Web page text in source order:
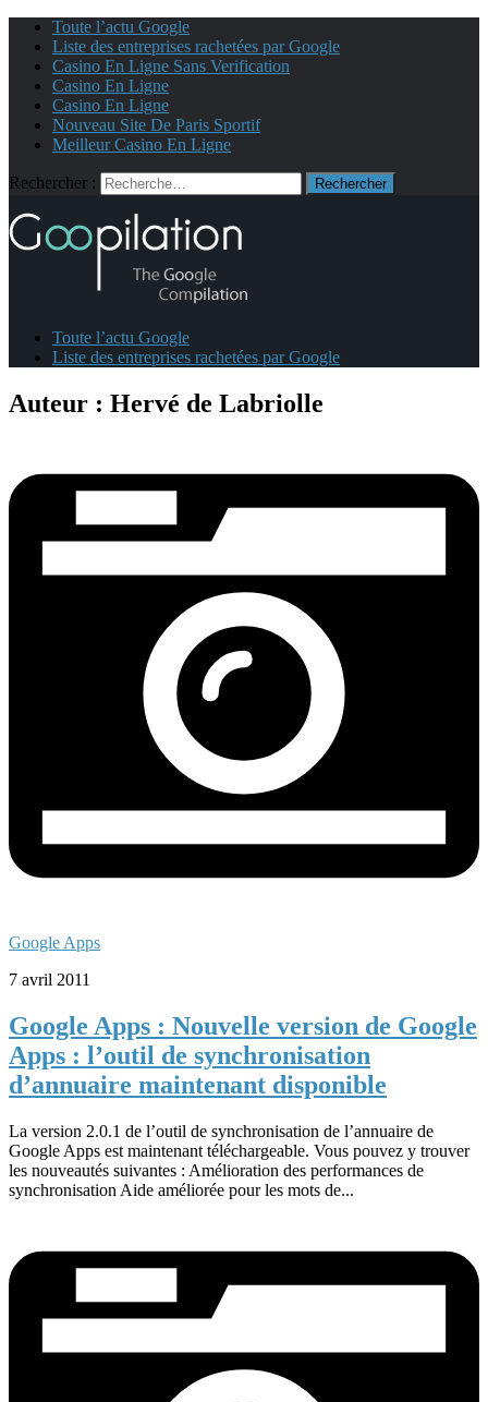
Toute l’actu Google
Liste des entreprises rachetées par Google
Casino En Ligne Sans Verification
Casino En Ligne
Casino En Ligne
Nouveau Site De Paris Sportif
Meilleur Casino En Ligne
Rechercher :
Toute l’actu Google
Liste des entreprises rachetées par Google
Auteur : Hervé de Labriolle
Google Apps
7 avril 2011
Google Apps : Nouvelle version de Google
Apps : l’outil de synchronisation
d’annuaire maintenant disponible
La version 2.0.1 de l’outil de synchronisation de l’annuaire de
Google Apps est maintenant téléchargeable. Vous pouvez y trouver
les nouveautés suivantes : Amélioration des performances de
synchronisation Aide améliorée pour les mots de...